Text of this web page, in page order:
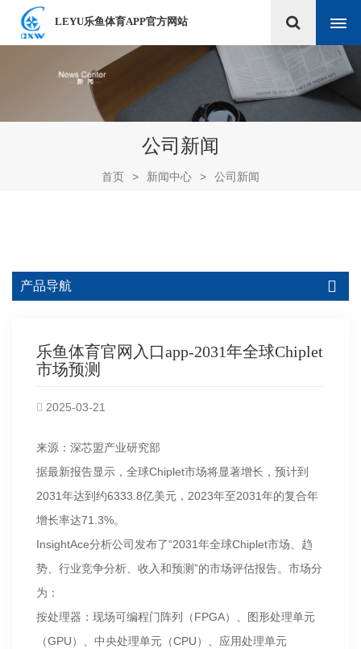
LEYU乐鱼体育APP官方网站
公司新闻
首页 > 新闻中心 > 公司新闻
产品导航
乐鱼体育官网入口app-2031年全球Chiplet
市场预测
2025-03-21
来源：深芯盟产业研究部
据最新报告显示，全球Chiplet市场将显著增长，预计到
2031年达到约6333.8亿美元，2023年至2031年的复合年
增长率达71.3%。
InsightAce分析公司发布了“2031年全球Chiplet市场、趋
势、行业竞争分析、收入和预测”的市场评估报告。市场分
为：
按处理器：现场可编程门阵列（FPGA）、图形处理单元
（GPU）、中央处理单元（CPU）、应用处理单元